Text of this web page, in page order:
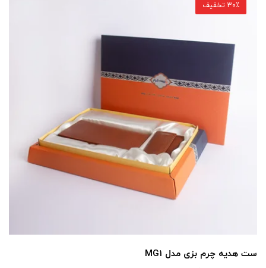
ست هدیه چرم بزی مدل MG1
30٪ تخفیف